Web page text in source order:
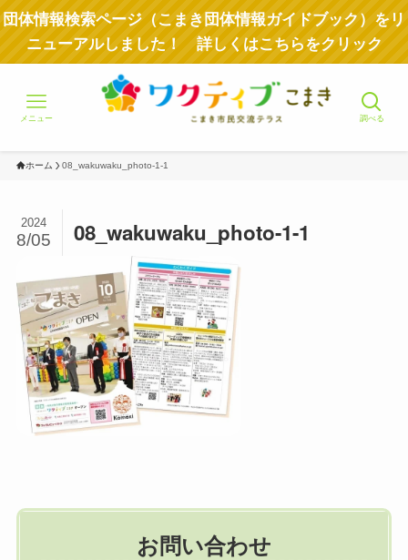
団体情報検索ページ（こまき団体情報ガイドブック）をリ
ニューアルしました！ 詳しくはこちらをクリック
調べる
メニュー
ホーム 08_wakuwaku_photo-1-1
08_wakuwaku_photo-1-1
2024
8/05
お問い合わせ